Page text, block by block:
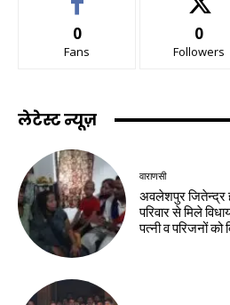
0
Fans
0
Followers
लेटेस्ट न्यूज़
वाराणसी
अवलेशपुर जितेन्द्र
परिवार से मिले
पत्नी व परिजनों को